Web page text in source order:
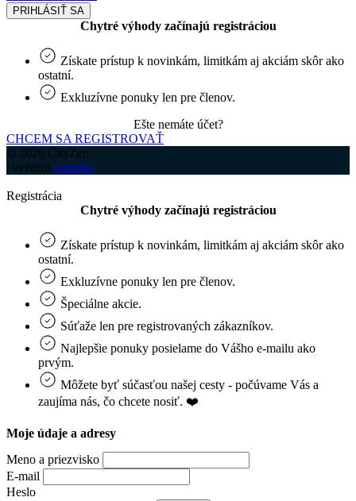
PRIHLÁSIŤ SA
Chytré výhody začínajú registráciou
Získate prístup k novinkám, limitkám aj akciám skôr ako
ostatní.
Exkluzívne ponuky len pre členov.
Ešte nemáte účet?
CHCEM SA REGISTROVAŤ
© 2026 CityZen
| vytvoril emorfiq
Registrácia
Chytré výhody začínajú registráciou
Získate prístup k novinkám, limitkám aj akciám skôr ako
ostatní.
Exkluzívne ponuky len pre členov.
Špeciálne akcie.
Súťaže len pre registrovaných zákazníkov.
Najlepšie ponuky posielame do Vášho e-mailu ako
prvým.
Môžete byť súčasťou našej cesty - počúvame Vás a
zaujíma nás, čo chcete nosiť. ❤️
Moje údaje a adresy
Meno a priezvisko
E-mail
Heslo